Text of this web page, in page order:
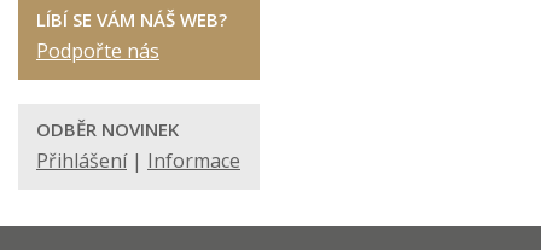
LÍBÍ SE VÁM NÁŠ WEB?
Podpořte nás
ODBĚR NOVINEK
Přihlášení| Informace